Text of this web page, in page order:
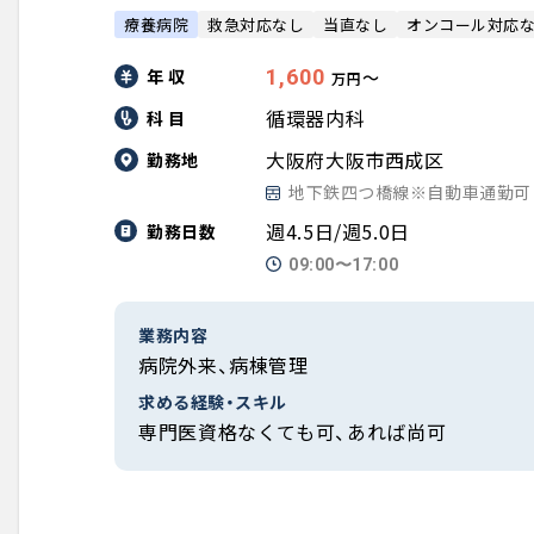
療養病院 救急対応なし 当直なし オンコール対応
年 収 1,600 万円〜
科 目
循環器内科
勤務地 大阪府大阪市西成区
地下鉄四つ橋線※自動車通勤可
勤務日数
週4.5日/週5.0日
09:00〜17:00
業務内容
病院外来、病棟管理
求める経験・スキル
専門医資格なくても可、あれば尚可